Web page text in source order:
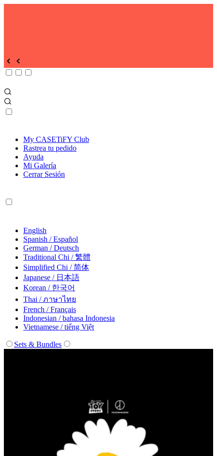
My CASETiFY Club
Rastrea tu pedido
Ayuda
Mi Galería
Cerrar Sesión
English
Spanish / Español
German / Deutsch
Traditional Chi / 繁體
Simplified Chi / 简体
Japanese / 日本語
Korean / 한국어
Thai / ภาษาไทย
French / Français
Indonesian / bahasa Indonesia
Vietnamese / tiếng Việt
Sets & Bundles